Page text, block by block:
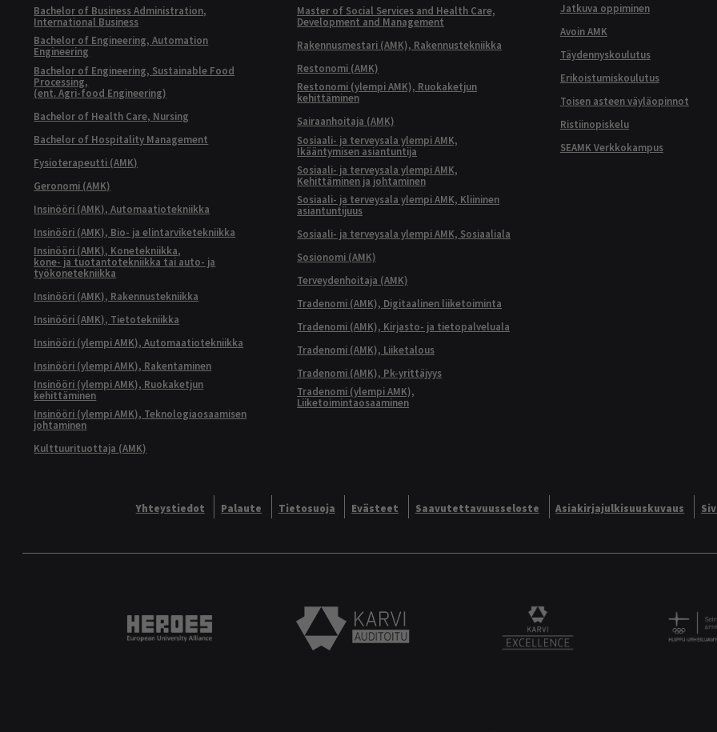
Bachelor of Business Administration,
International Business
Bachelor of Engineering, Automation
Engineering
Bachelor of Engineering, Sustainable Food
Processing,
(ent. Agri-food Engineering)
Bachelor of Health Care, Nursing
Bachelor of Hospitality Management
Fysioterapeutti (AMK)
Geronomi (AMK)
Insinööri (AMK), Automaatiotekniikka
Insinööri (AMK), Bio- ja elintarviketekniikka
Insinööri (AMK), Konetekniikka,
kone- ja tuotantotekniikka tai auto- ja
työkonetekniikka
Insinööri (AMK), Rakennustekniikka
Insinööri (AMK), Tietotekniikka
Insinööri (ylempi AMK), Automaatiotekniikka
Insinööri (ylempi AMK), Rakentaminen
Insinööri (ylempi AMK), Ruokaketjun
kehittäminen
Insinööri (ylempi AMK), Teknologiaosaamisen
johtaminen
Kulttuurituottaja (AMK)
Master of Social Services and Health Care,
Development and Management
Rakennusmestari (AMK), Rakennustekniikka
Restonomi (AMK)
Restonomi (ylempi AMK), Ruokaketjun
kehittäminen
Sairaanhoitaja (AMK)
Sosiaali- ja terveysala ylempi AMK,
Ikääntymisen asiantuntija
Sosiaali- ja terveysala ylempi AMK,
Kehittäminen ja johtaminen
Sosiaali- ja terveysala ylempi AMK, Kliininen
asiantuntijuus
Sosiaali- ja terveysala ylempi AMK, Sosiaaliala
Sosionomi (AMK)
Terveydenhoitaja (AMK)
Tradenomi (AMK), Digitaalinen liiketoiminta
Tradenomi (AMK), Kirjasto- ja tietopalveluala
Tradenomi (AMK), Liiketalous
Tradenomi (AMK), Pk-yrittäjyys
Tradenomi (ylempi AMK),
Liiketoimintaosaaminen
Jatkuva oppiminen
Avoin AMK
Täydennyskoulutus
Erikoistumiskoulutus
Toisen asteen väyläopinnot
Ristiinopiskelu
SEAMK Verkkokampus
Yhteystiedot Palaute Tietosuoja Evästeet Saavutettavuusseloste Asiakirjajulkisuuskuvaus
Heroes European University Alliance logo
Karvi Auditoitu logo KARVI Excellence logo.